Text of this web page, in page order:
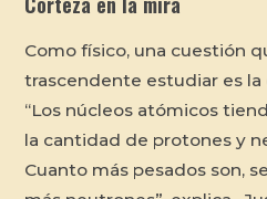
Como físico, una cuestión
trascendente estudiar es
“Los núcleos atómicos
la cantidad de protones y
Cuanto más pesados son,